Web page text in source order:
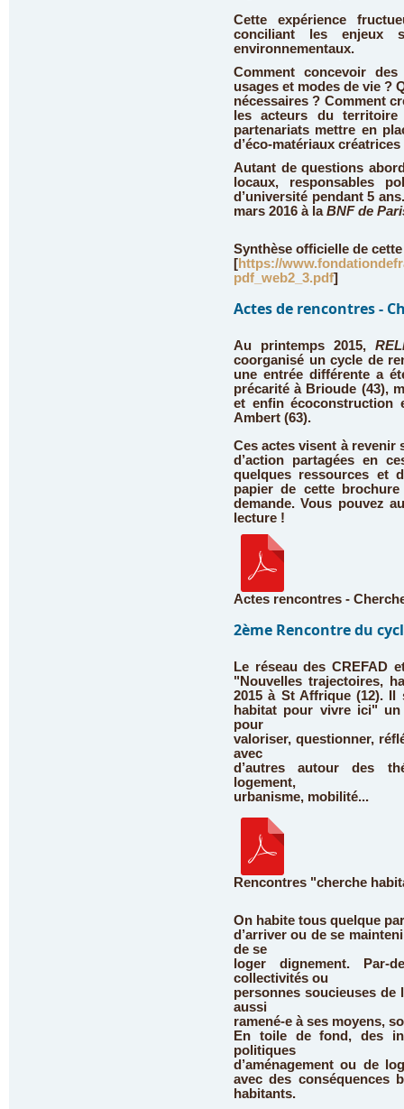
Cette expérience
conciliant les enjeux
environnementaux.
Comment concevoir
usages et modes de vie ?
nécessaires ? Comment
les acteurs du
partenariats mettre en
d’éco-matériaux créatrices
Autant de questions
locaux, responsables
d’université pendant 5
mars 2016 à laBNF de
Synthèse officielle de
[https://
pdf_web2_3.pdf]
Actes de rencontres -
Au printemps 2015,
coorganisé un cycle de
une entrée différente a
précarité à Brioude (43),
et enfin écoconstruction
Ambert (63).
Ces actes visent à revenir
d’action partagées en
quelques ressources et
papier de cette
demande. Vous pouvez
lecture !
Actes rencontres -
2ème Rencontre du
Le réseau des CREFAD
"Nouvelles trajectoires,
2015 à St Affrique (12). Il
habitat pour vivre ici"
pour
valoriser, questionner,
avec
d’autres autour des
logement,
urbanisme, mobilité...
Rencontres "cherche
On habite tous quelque
d’arriver ou de se
de se
loger dignement.
collectivités ou
personnes soucieuses de
aussi
ramené-e à ses moyens,
En toile de fond, des
politiques
d’aménagement ou de
avec des conséquences
habitants.